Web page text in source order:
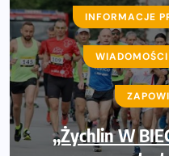
INFORMACJE
WIADOMOŚCI
„Żychlin W
AKTUALNOŚCI
WIADOMOŚCI
Międzynarodowe